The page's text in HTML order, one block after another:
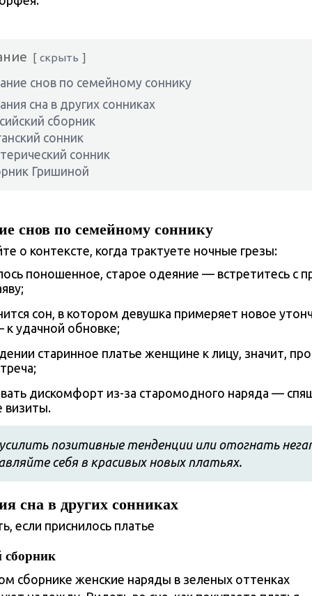
скрыть
снов по семейному соннику
сна в других сонниках
сборник
сонник
сонник
Гришиной
сновпо семейному соннику
о контексте, когда трактуете ночные грезы:
поношенное, старое одеяние — встретитесь с
сон, в котором девушка примеряет новое
к удачной обновке;
старинное платье женщине к лицу, значит,
дискомфорт из-за старомодного наряда —
визиты.
позитивные тенденции или отогнать
себя в красивых новых платьях.
снав других сонниках
сборник
сборнике женские наряды в зеленых оттенках